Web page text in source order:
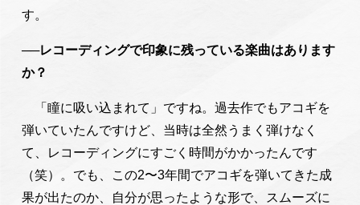
す。
──レコーディングで印象に残っている楽曲はあります
か？
「瞳に吸い込まれて」ですね。過去作でもアコギを
弾いていたんですけど、当時は全然うまく弾けなく
て、レコーディングにすごく時間がかかったんです
（笑）。でも、この2〜3年間でアコギを弾いてきた成
果が出たのか、自分が思ったような形で、スムーズに